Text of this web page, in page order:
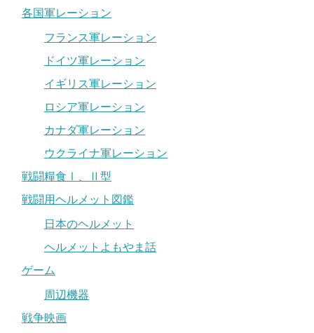
各国軍レーション
フランス軍レーション
ドイツ軍レーション
イギリス軍レーション
ロシア軍レーション
カナダ軍レーション
ウクライナ軍レーション
戦闘糧食Ⅰ、Ⅱ型
戦闘用ヘルメット図鑑
日本のヘルメット
ヘルメットよもやま話
ゲーム
周辺機器
戦争映画